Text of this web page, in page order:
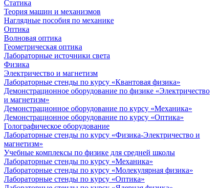
Статика
Теория машин и механизмов
Наглядные пособия по механике
Оптика
Волновая оптика
Геометрическая оптика
Лабораторные источники света
Физика
Электричество и магнетизм
Лабораторные стенды по курсу «Квантовая физика»
Демонстрационное оборудование по физике «Электричество
и магнетизм»
Демонстрационное оборудование по курсу «Механика»
Демонстрационное оборудование по курсу «Оптика»
Голографическое оборудование
Лабораторные стенды по курсу «Физика-Электричество и
магнетизм»
Учебные комплексы по физике для средней школы
Лабораторные стенды по курсу «Механика»
Лабораторные стенды по курсу «Молекулярная физика»
Лабораторные стенды по курсу «Оптика»